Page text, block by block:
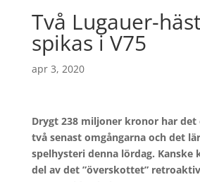
Två Lugauer-
spikas i V75
apr 3, 2020
Drygt 238 miljoner kronor har det
två senast omgångarna och det
spelhysteri denna lördag. Kanske
del av det ”överskottet”